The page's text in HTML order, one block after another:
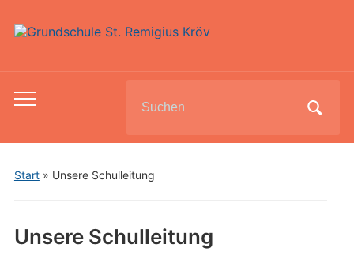
Toggle
menu
for:
Start» Unsere Schulleitung
Unsere Schulleitung